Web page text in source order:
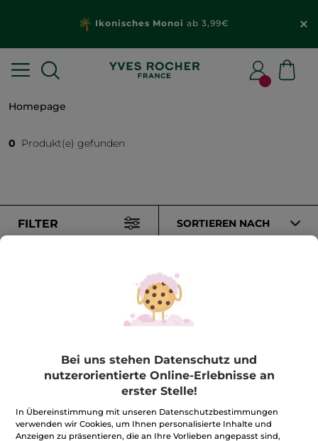
Ikonisches Monoi ab 3,99€
Homepage
0 Produkt(e) gefunden
FILTER SORTIEREN NACH
sindpflanzlich
unsere Felder
biologisch
Bei uns stehen Datenschutz und
nutzerorientierte Online-Erlebnisse an
erster Stelle!
In Übereinstimmung mit unseren Datenschutzbestimmungen
verwenden wir Cookies, um Ihnen personalisierte Inhalte und
Anzeigen zu präsentieren, die an Ihre Vorlieben angepasst sind,